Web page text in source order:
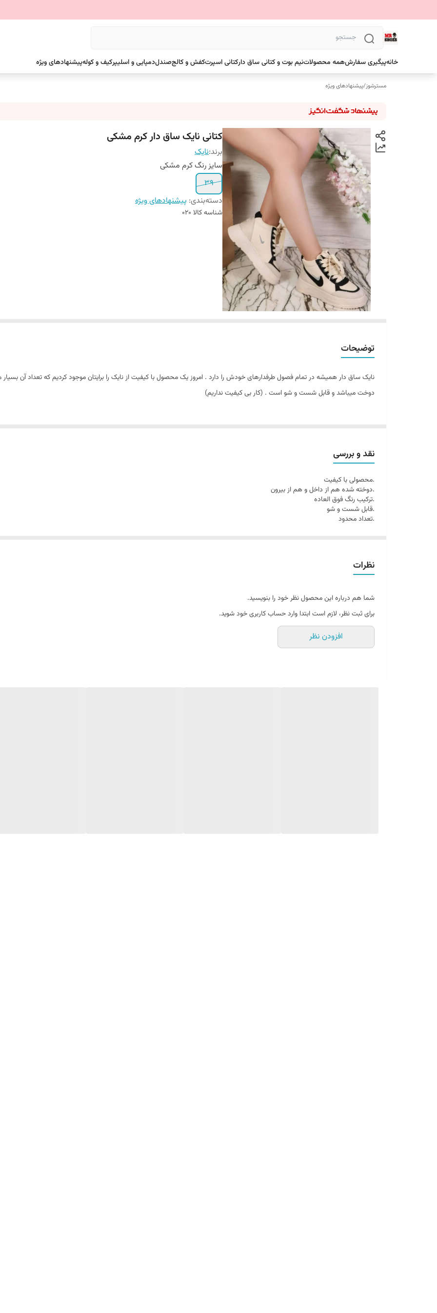
خانهپیگیری سفارشهمه محصولاتنیم بوت و کتانی ساق دارکتانی اسپرتکفش و کالجصندلدمپایی و اسلیپرکیف و کولهپیشنهادهای ویژه
مسترشوز/پیشنهادهای ویژه
کتانی نایک ساق دار کرم مشکی
برند:نایک
سایز رنگ کرم مشکی
39
دسته‌بندی: پیشنهادهای ویژه
شناسه کالا 020
توضیحات
نایک ساق دار همیشه در تمام فصول طرفدارهای خودش را دارد . امروز یک محصول با کیفیت از نایک را برایتان موجود کردیم که تعداد آن
دوخت میباشد و قابل شست و شو است . (کار بی کیفیت نداریم)
نقد و بررسی
.محصولی با کیفیت
.دوخته شده هم از داخل و هم از بیرون
.ترکیب رنگ فوق العاده
.قابل شست و شو
.تعداد محدود
نظرات
شما هم درباره این محصول نظر خود را بنویسید.
برای ثبت نظر، لازم است ابتدا وارد حساب کاربری خود شوید.
افزودن نظر